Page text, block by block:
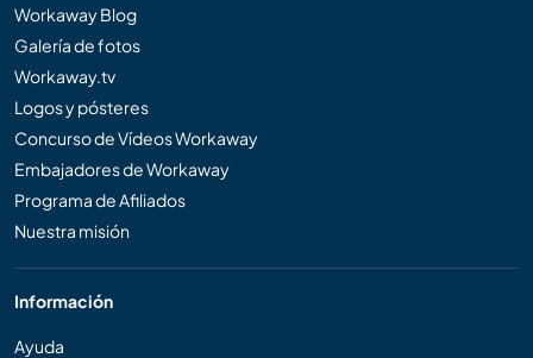
Workaway Blog
Galería de fotos
Workaway.tv
Logos y pósteres
Concurso de Vídeos Workaway
Embajadores de Workaway
Programa de Afiliados
Nuestra misión
Información
Ayuda